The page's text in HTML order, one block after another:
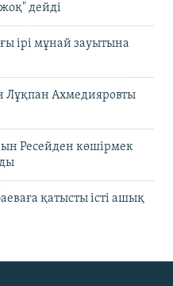
дейді
ірі мұнай зауытына
Лұқпан Ахмедияровты
Ресейден көшірмек
қатысты істі ашық